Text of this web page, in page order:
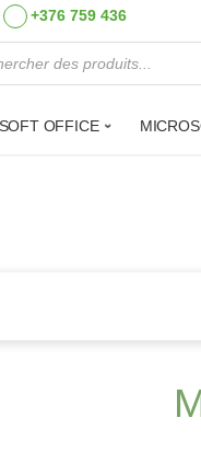
+376 759 436
de produits
OFFICE